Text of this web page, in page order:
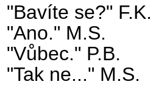
"Bavíte se?" F.K.
"Ano." M.S.
"Vůbec." P.B.
"Tak ne..." M.S.